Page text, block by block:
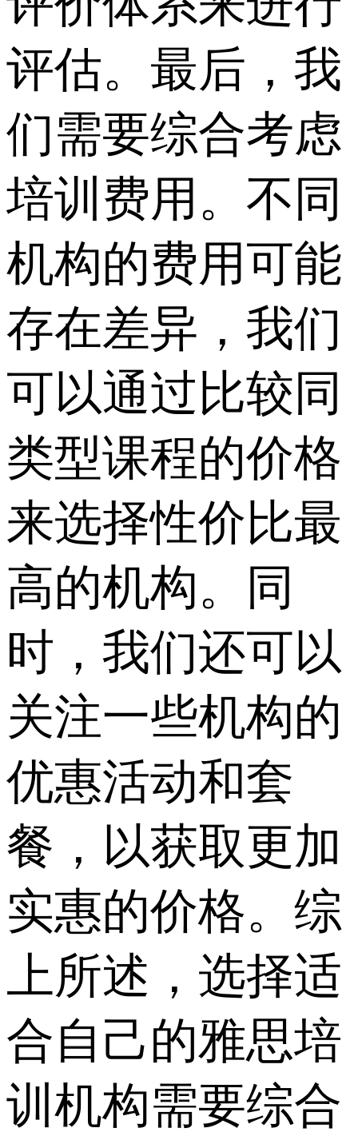
评估。最后，我
们需要综合考虑
培训费用。不同
机构的费用可能
存在差异，我们
可以通过比较同
类型课程的价格
来选择性价比最
高的机构。同
时，我们还可以
关注一些机构的
优惠活动和套
餐，以获取更加
实惠的价格。综
上所述，选择适
合自己的雅思培
训机构需要综合